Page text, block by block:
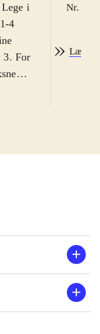
i
4
3. For
dans
i de
Nr.
Læs